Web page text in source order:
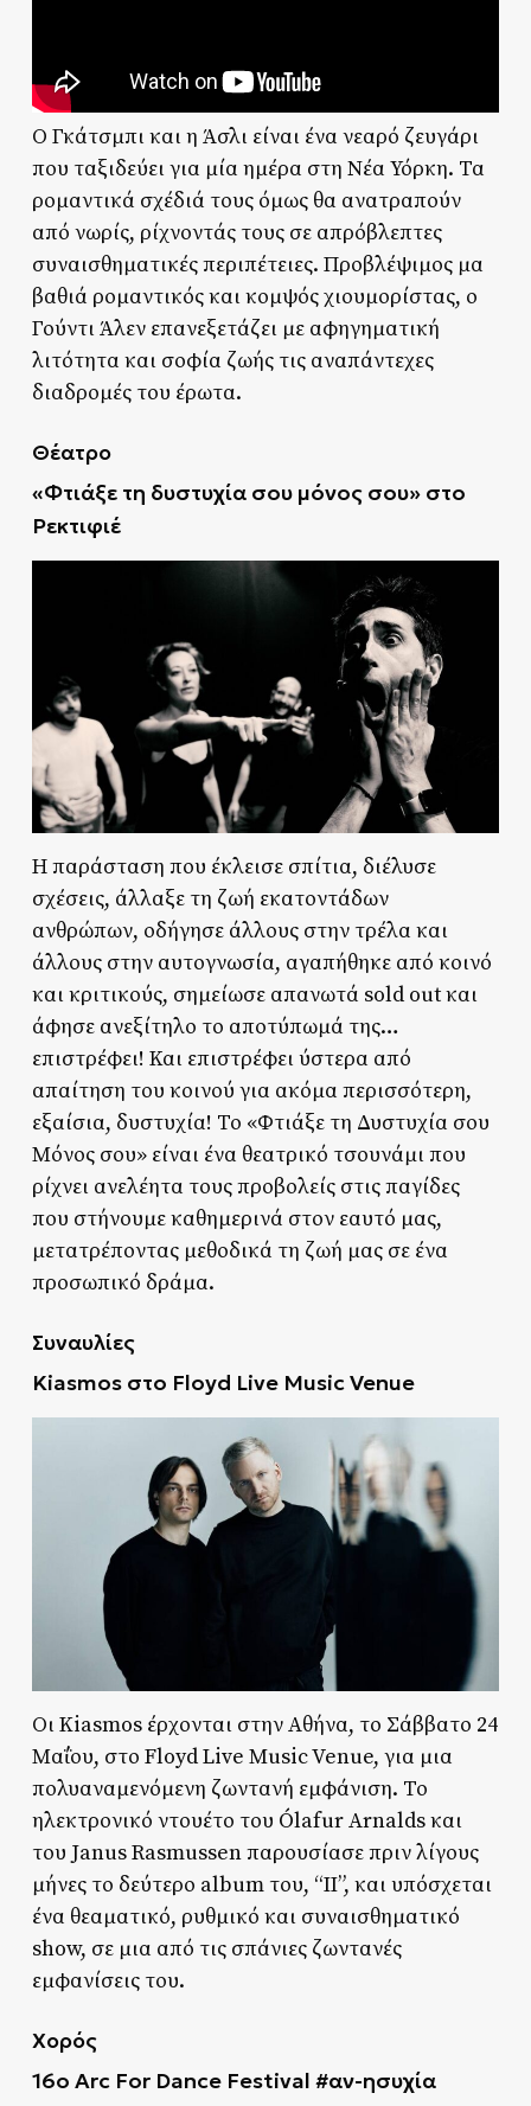
Ο Γκάτσμπι και η Άσλι είναι ένα νεαρό ζευγάρι
που ταξιδεύει για μία ημέρα στη Νέα Υόρκη. Τα
ρομαντικά σχέδιά τους όμως θα ανατραπούν
από νωρίς, ρίχνοντάς τους σε απρόβλεπτες
συναισθηματικές περιπέτειες. Προβλέψιμος μα
βαθιά ρομαντικός και κομψός χιουμορίστας, ο
Γούντι Άλεν επανεξετάζει με αφηγηματική
λιτότητα και σοφία ζωής τις αναπάντεχες
διαδρομές του έρωτα.
Θέατρο
«Φτιάξε τη δυστυχία σου μόνος σου» στο
Ρεκτιφιέ
Η παράσταση που έκλεισε σπίτια, διέλυσε
σχέσεις, άλλαξε τη ζωή εκατοντάδων
ανθρώπων, οδήγησε άλλους στην τρέλα και
άλλους στην αυτογνωσία, αγαπήθηκε από κοινό
και κριτικούς, σημείωσε απανωτά sold out και
άφησε ανεξίτηλο το αποτύπωμά της…
επιστρέφει! Και επιστρέφει ύστερα από
απαίτηση του κοινού για ακόμα περισσότερη,
εξαίσια, δυστυχία! Το «Φτιάξε τη Δυστυχία σου
Μόνος σου» είναι ένα θεατρικό τσουνάμι που
ρίχνει ανελέητα τους προβολείς στις παγίδες
που στήνουμε καθημερινά στον εαυτό μας,
μετατρέποντας μεθοδικά τη ζωή μας σε ένα
προσωπικό δράμα.
Συναυλίες
Kiasmos στο Floyd Live Music Venue
Οι Kiasmos έρχονται στην Αθήνα, το Σάββατο 24
Μαΐου, στο Floyd Live Music Venue, για μια
πολυαναμενόμενη ζωντανή εμφάνιση. Το
ηλεκτρονικό ντουέτο του Ólafur Arnalds και
του Janus Rasmussen παρουσίασε πριν λίγους
μήνες το δεύτερο album του, “II”, και υπόσχεται
ένα θεαματικό, ρυθμικό και συναισθηματικό
show, σε μια από τις σπάνιες ζωντανές
εμφανίσεις του.
Χορός
16ο Arc For Dance Festival #αν-ησυχία